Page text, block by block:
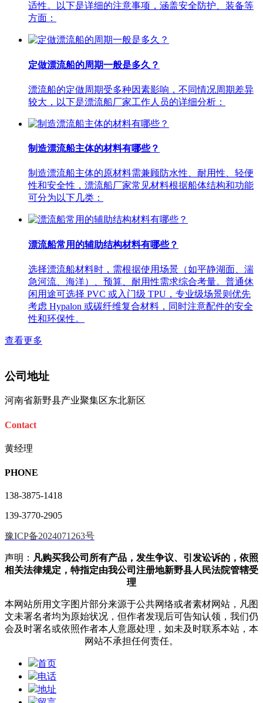
适性。以下是详细的注意事项，涵盖安全防护、装备等
方面：
定做漂流船的周期一般是多久？
漂流船的定做周期受多种因素影响，不同情况周期差异
较大，以下是漂流船厂家工作人员的详细分析：
制造漂流船主体的材料有哪些？
制造漂流船主体的原材料需兼顾防水性、耐用性、轻便
性和安全性，漂流船厂家常见材料根据船体结构和功能
可分为以下几类：
漂流船常用的辅助结构材料有哪些？
选择漂流船材料时，需根据使用场景（如平静湖面、湍
急河流、海洋）、预算、耐用性需求综合考量。普通休
闲用途可选择 PVC 或入门级 TPU，专业级场景则优先
考虑 Hypalon 或碳纤维复合材料，同时注意配件的安全
性和环保性。 ​
查看更多
公司地址
河南省新野县产业聚集区东北新区
Contact
黄经理
PHONE
138-3875-1418
139-3770-2905
豫ICP备2024071263号
声明： 凡购买我公司所有产品，发生争议、引发讼诉的，依照
相关法律规定，特指定由我公司注册地新野县人民法院管辖受
理
本网站所用文字图片部分来源于公共网络或者素材网站，凡图
文未署名者均为原始状况，但作者发现后可告知认领，我们仍
会及时署名或依照作者本人意愿处理，如未及时联系本站，本
网站不承担任何责任。
首页
电话
地址